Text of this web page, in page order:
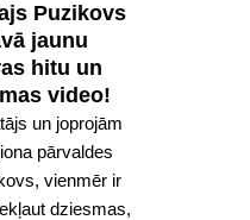
Puzikovs
jaunu
hitu un
video!
un joprojām
pārvaldes
vienmēr ir
dziesmas,